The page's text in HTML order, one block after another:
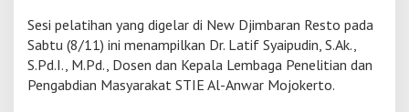
e
r
o
D
Sesi pelatihan yang digelar di New Djimbaran Resto pada
Sabtu (8/11) ini menampilkan Dr. Latif Syaipudin, S.Ak.,
S.Pd.I., M.Pd., Dosen dan Kepala Lembaga Penelitian dan
Pengabdian Masyarakat STIE Al-Anwar Mojokerto.